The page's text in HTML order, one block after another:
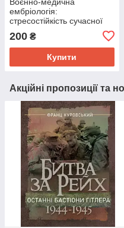
ембріологія:
стресостійкість сучасної
Лісовський П.М., Лісовська
Ю.П., Твердохліб Н.Г.
200 ₴
Купити
Акційні пропозиції та